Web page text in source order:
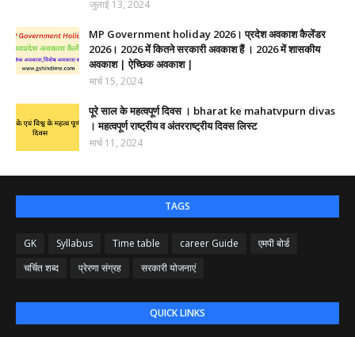
जुलाई 13, 2024
MP Government holiday 2026। प्रदेश अवकाश कैलेंडर
2026। 2026 में कितने सरकारी अवकाश हैं । 2026 में शासकीय
अवकाश | ऐच्छिक अवकाश |
मार्च 15, 2024
पूरे साल के महत्वपूर्ण दिवस । bharat ke mahatvpurn divas
। महत्वपूर्ण राष्ट्रीय व अंतरराष्ट्रीय दिवस लिस्ट
मार्च 11, 2024
TAGS
GK Syllabus Time table career Guide
एमपी बोर्ड
चर्चित शब्द
प्रेरणा संग्रह सरकारी योजनाएं
QUICK LINKS